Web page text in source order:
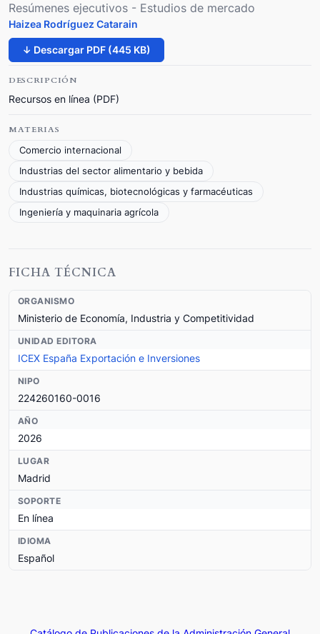
Resúmenes ejecutivos - Estudios de mercado
Haizea Rodríguez Catarain
↓ Descargar PDF (445 KB)
DESCRIPCIÓN
Recursos en línea (PDF)
MATERIAS
Comercio internacional
Industrias del sector alimentario y bebida
Industrias químicas, biotecnológicas y farmacéuticas
Ingeniería y maquinaria agrícola
FICHA TÉCNICA
ORGANISMO
Ministerio de Economía, Industria y Competitividad
UNIDAD EDITORA
ICEX España Exportación e Inversiones
NIPO
224260160-0016
AÑO
2026
LUGAR
Madrid
SOPORTE
En línea
IDIOMA
Español